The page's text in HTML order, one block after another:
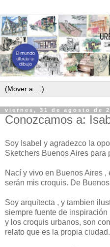
viernes, 31 de agosto de
Conozcamos a:
Soy Isabel y agradezco la
Sketchers Buenos Aires para
Nací y vivo en Buenos Aires
serán mis croquis. De
Soy arquitecta , y tambien
siempre fuente de
y los croquis urbanos, son
relato que es la propia ciudad.